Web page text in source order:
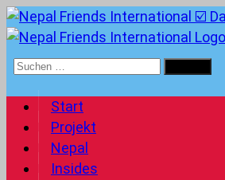
Suchen
Start
Projekt
Nepal
Insides